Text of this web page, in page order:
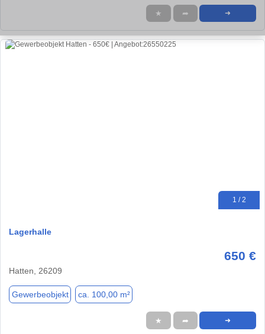
★ ➦ ➜
1 / 2
Lagerhalle
650 €
Hatten, 26209
Gewerbeobjekt ca. 100,00 m²
★ ➦ ➜